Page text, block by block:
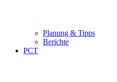
Planung & Tipps
Berichte
PCT